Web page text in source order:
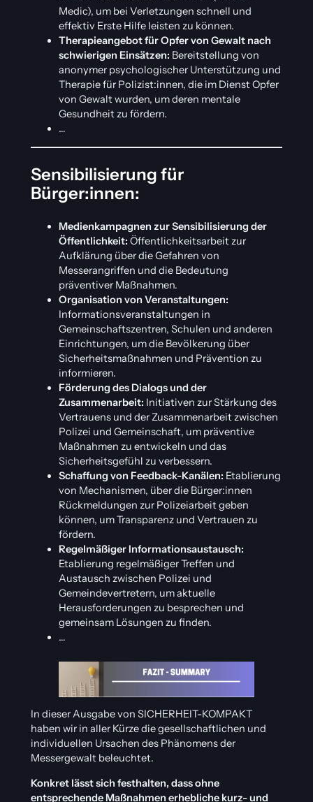
Medic), um bei Verletzungen schnell und
effektiv Erste Hilfe leisten zu können.
Therapieangebot für Opfer von Gewalt nach
schwierigen Einsätzen: Bereitstellung von
anonymer psychologischer Unterstützung und
Therapie für Polizist:innen, die im Dienst Opfer
von Gewalt wurden, um deren mentale
Gesundheit zu fördern.
…
Sensibilisierung für
Bürger:innen:
Medienkampagnen zur Sensibilisierung der
Öffentlichkeit: Öffentlichkeitsarbeit zur
Aufklärung über die Gefahren von
Messerangriffen und die Bedeutung
präventiver Maßnahmen.
Organisation von Veranstaltungen:
Informationsveranstaltungen in
Gemeinschaftszentren, Schulen und anderen
Einrichtungen, um die Bevölkerung über
Sicherheitsmaßnahmen und Prävention zu
informieren.
Förderung des Dialogs und der
Zusammenarbeit: Initiativen zur Stärkung des
Vertrauens und der Zusammenarbeit zwischen
Polizei und Gemeinschaft, um präventive
Maßnahmen zu entwickeln und das
Sicherheitsgefühl zu verbessern.
Schaffung von Feedback-Kanälen: Etablierung
von Mechanismen, über die Bürger:innen
Rückmeldungen zur Polizeiarbeit geben
können, um Transparenz und Vertrauen zu
fördern.
Regelmäßiger Informationsaustausch:
Etablierung regelmäßiger Treffen und
Austausch zwischen Polizei und
Gemeindevertretern, um aktuelle
Herausforderungen zu besprechen und
gemeinsam Lösungen zu finden.
…
In dieser Ausgabe von SICHERHEIT-KOMPAKT
haben wir in aller Kürze die gesellschaftlichen und
individuellen Ursachen des Phänomens der
Messergewalt beleuchtet.
Konkret lässt sich festhalten, dass ohne
entsprechende Maßnahmen erhebliche kurz- und